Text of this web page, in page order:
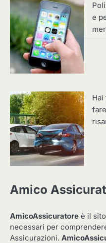
e
Amico
AmicoAssicuratore è il
necessari per
Assicurazioni.